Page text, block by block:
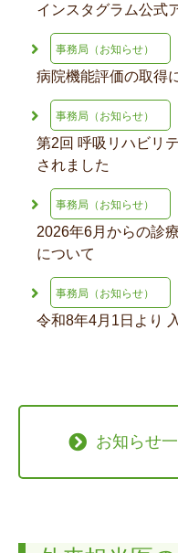
インスタグラム公式
事務局（お知らせ）
病院機能評価の取得
事務局（お知らせ）
第2回 呼吸リハビリ
されました
事務局（お知らせ）
2026年6月からの診
について
事務局（お知らせ）
令和8年4月1日より
お知らせ